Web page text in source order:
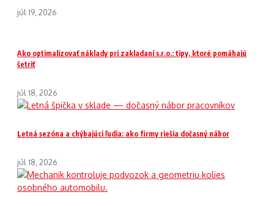
júl 19, 2026
Ako optimalizovať náklady pri zakladaní s.r.o.: tipy, ktoré pomáhajú
šetriť
júl 18, 2026
Letná sezóna a chýbajúci ľudia: ako firmy riešia dočasný nábor
júl 18, 2026